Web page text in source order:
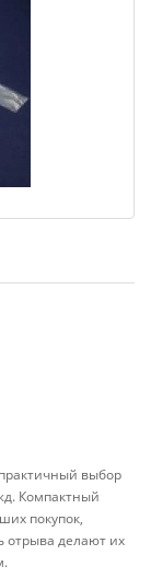
выбор
Компактный
покупок,
отрыва делают их